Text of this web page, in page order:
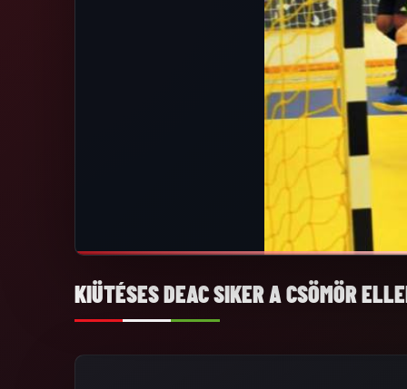
KIÜTÉSES DEAC SIKER A CSÖMÖR